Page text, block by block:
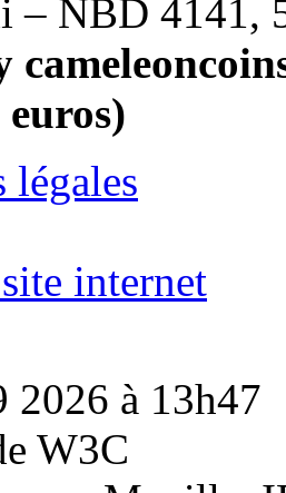
– NBD 4141,
légales
internet
2026 à 13h47
W3C